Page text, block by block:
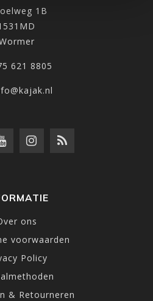
1B
621 8805
ons
voorwaarden
Policy
& Retourneren